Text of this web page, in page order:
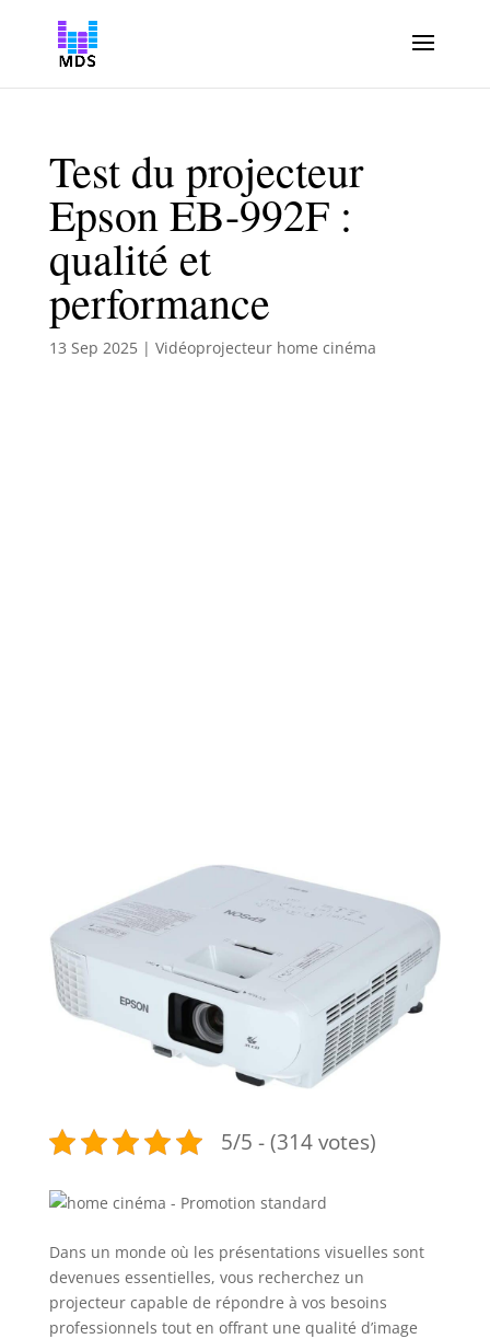
Test du projecteur
Epson EB-992F :
qualité et
performance
13 Sep 2025| Vidéoprojecteur home cinéma
5/5 - (314 votes)
Dans un monde où les présentations visuelles sont
devenues essentielles, vous recherchez un
projecteur capable de répondre à vos besoins
professionnels tout en offrant une qualité d’image